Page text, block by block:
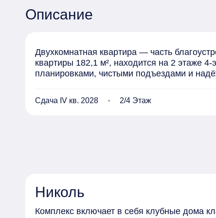
Описание
Двухкомнатная квартира — часть
квартиры 182,1 м², находится на 2 этаже
планировками, чистыми подъездами и
Сдача IV кв. 2028 2/4 Этаж
Николь
Комплекс включает в себя клубные дома